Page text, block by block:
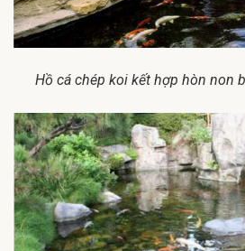
Hồ cá chép koi kết hợp hòn non